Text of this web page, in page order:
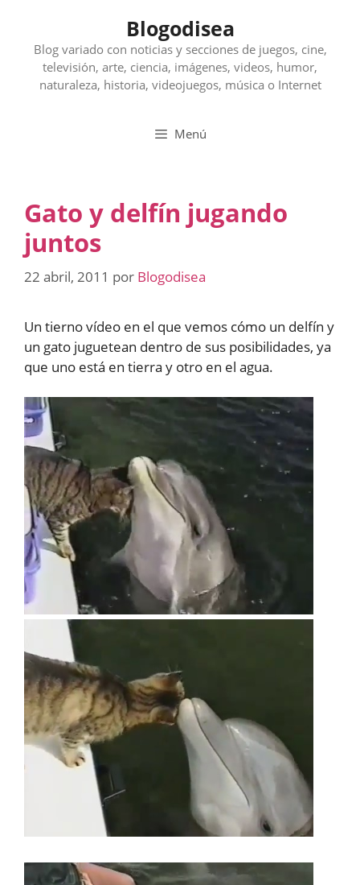
contenido
Blogodisea
Blog variado con noticias y secciones de juegos, cine,
televisión, arte, ciencia, imágenes, videos, humor,
naturaleza, historia, videojuegos, música o Internet
Menú
Gato y delfín jugando
juntos
22 abril, 2011 por Blogodisea
Un tierno vídeo en el que vemos cómo un delfín y
un gato juguetean dentro de sus posibilidades, ya
que uno está en tierra y otro en el agua.